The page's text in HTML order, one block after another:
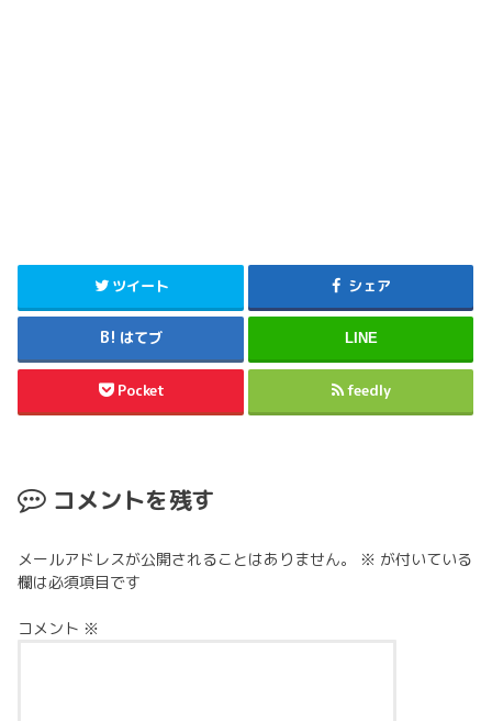
ツイート シェア
はてブ LINE
Pocket feedly
コメントを残す
メールアドレスが公開されることはありません。 ※ が付いている
欄は必須項目です
コメント ※